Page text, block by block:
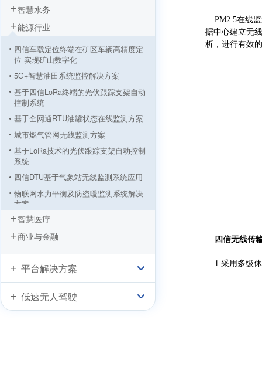
智慧水务
能源行业
四信车载定位终端在矿区车辆高精度定
位 实现矿山数字化
5G+智慧油田系统监控解决方案
基于四信LoRa终端的光伏跟踪支架自动
控制系统
基于全网通RTU油罐状态在线监测方案
城市燃气管网无线监测方案
基于LoRa技术的光伏跟踪支架自动控制
系统
四信DTU基于气象站无线监测系统应用
物联网水力平衡及防盗暖监测系统解决
方案
“没有污染的GDP”，四信与达康书记一
起守护！
统
智慧医疗
商业与金融
平台解决方案
低速无人驾驶
PM2.5在线监
据中心建立无
析，进行有效的
四信无线传
1.采用多级休